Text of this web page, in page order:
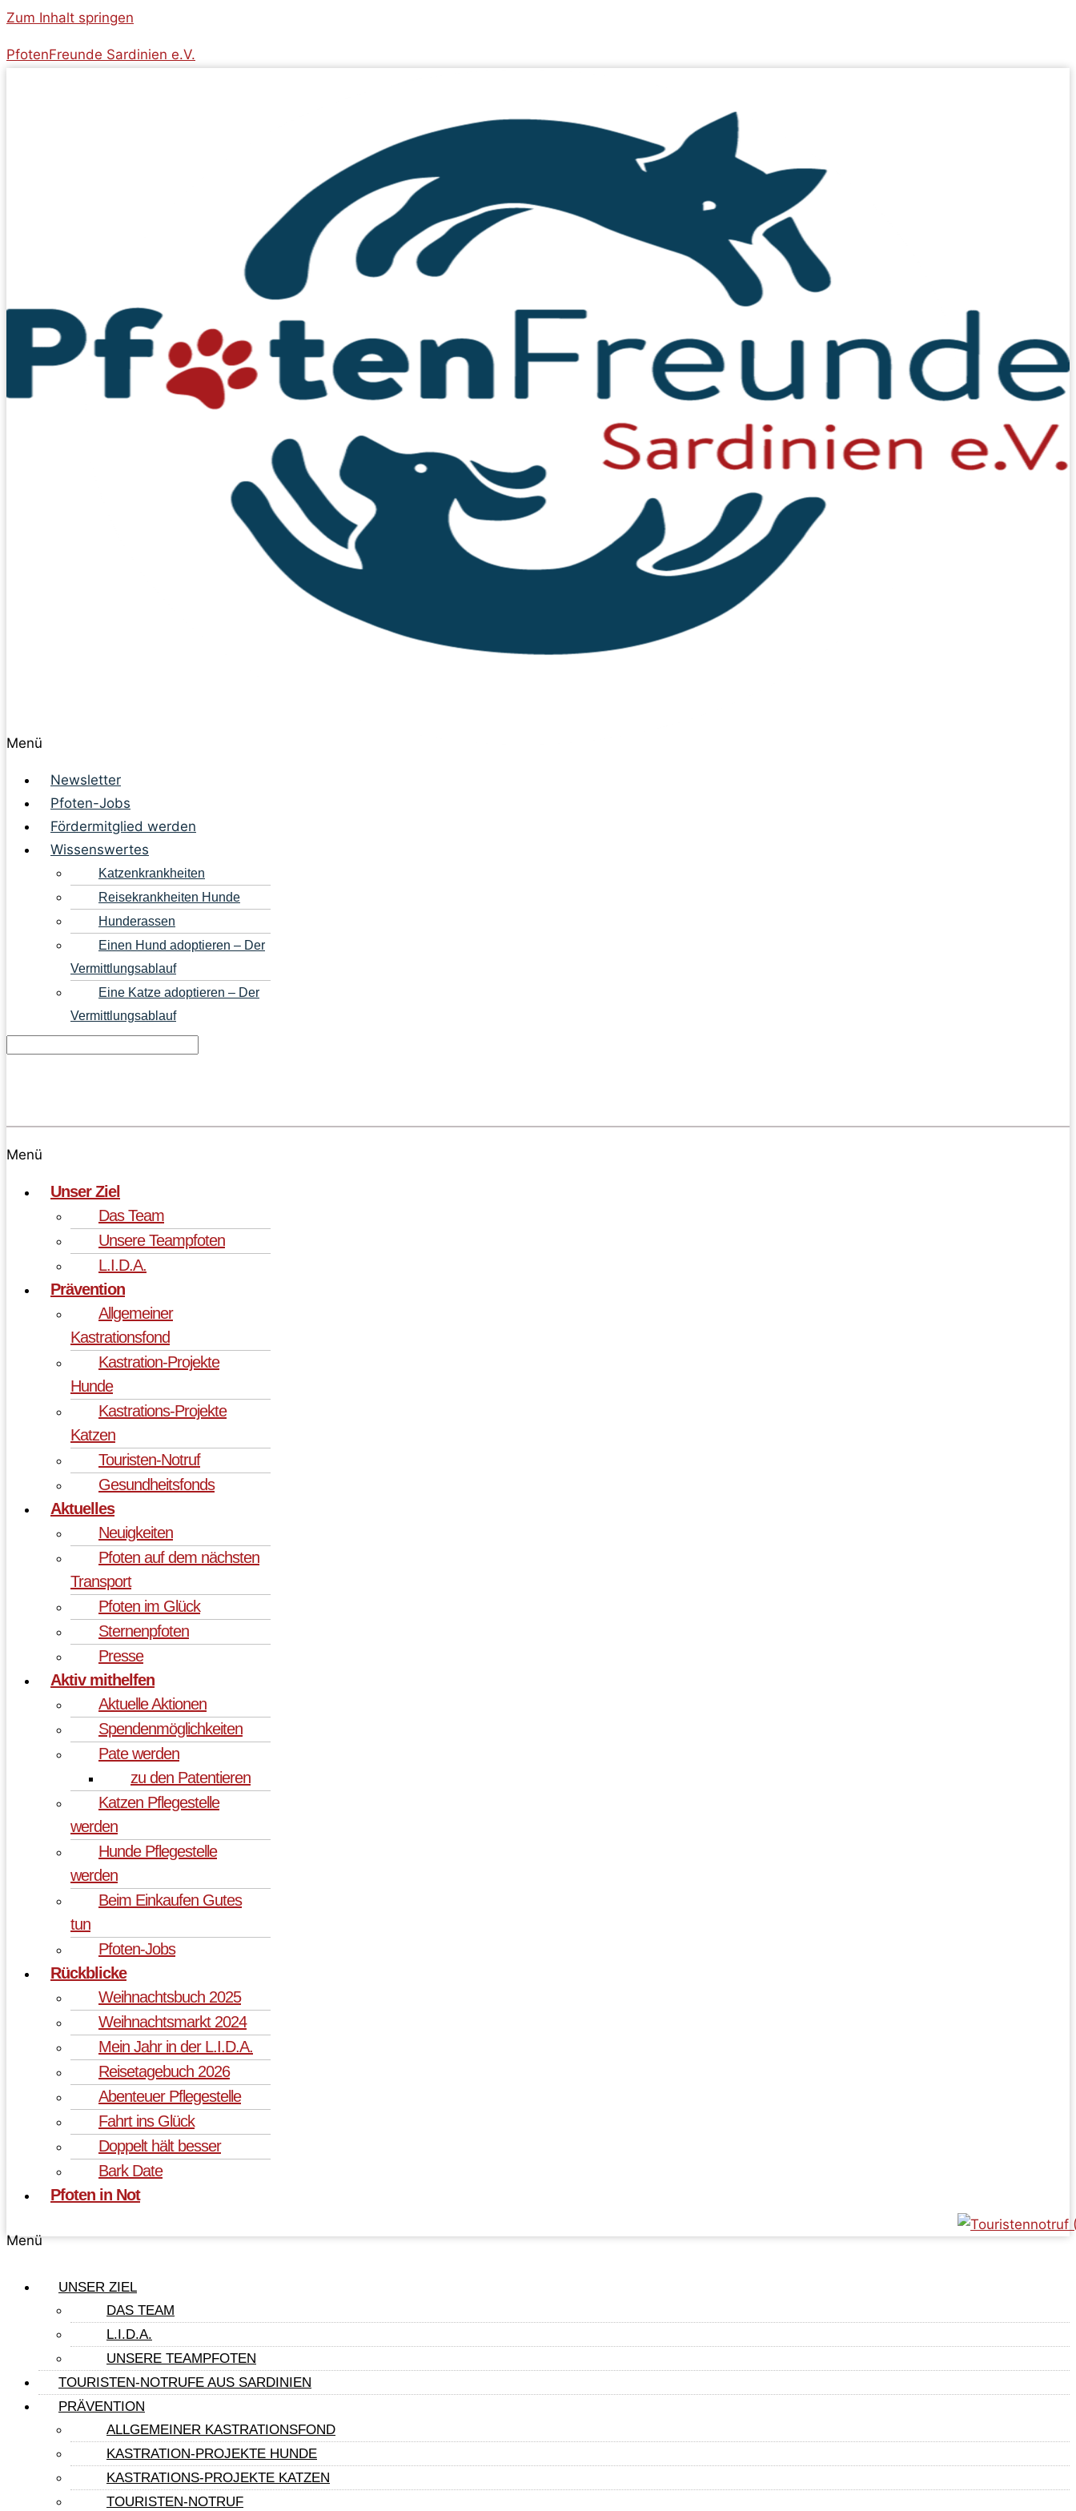
Zum Inhalt springen
PfotenFreunde Sardinien e.V.
Menü
Newsletter
Pfoten-Jobs
Fördermitglied werden
Wissenswertes
Katzenkrankheiten
Reisekrankheiten Hunde
Hunderassen
Einen Hund adoptieren – Der
Vermittlungsablauf
Eine Katze adoptieren – Der
Vermittlungsablauf
Menü
Unser Ziel
Das Team
Unsere Teampfoten
L.I.D.A.
Prävention
Allgemeiner
Kastrationsfond
Kastration-Projekte
Hunde
Kastrations-Projekte
Katzen
Touristen-Notruf
Gesundheitsfonds
Aktuelles
Neuigkeiten
Pfoten auf dem nächsten
Transport
Pfoten im Glück
Sternenpfoten
Presse
Aktiv mithelfen
Aktuelle Aktionen
Spendenmöglichkeiten
Pate werden
zu den Patentieren
Katzen Pflegestelle
werden
Hunde Pflegestelle
werden
Beim Einkaufen Gutes
tun
Pfoten-Jobs
Rückblicke
Weihnachtsbuch 2025
Weihnachtsmarkt 2024
Mein Jahr in der L.I.D.A.
Reisetagebuch 2026
Abenteuer Pflegestelle
Fahrt ins Glück
Doppelt hält besser
Bark Date
Pfoten in Not
Menü
UNSER ZIEL
DAS TEAM
L.I.D.A.
UNSERE TEAMPFOTEN
TOURISTEN-NOTRUFE AUS SARDINIEN
PRÄVENTION
ALLGEMEINER KASTRATIONSFOND
KASTRATION-PROJEKTE HUNDE
KASTRATIONS-PROJEKTE KATZEN
TOURISTEN-NOTRUF